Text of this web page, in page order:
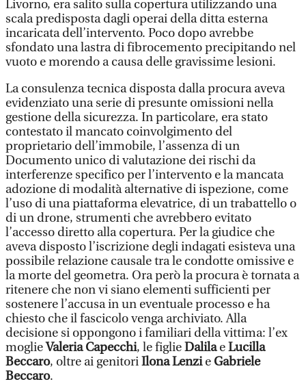
Livorno, era salito sulla copertura utilizzando una
scala predisposta dagli operai della ditta esterna
incaricata dell’intervento. Poco dopo avrebbe
sfondato una lastra di fibrocemento precipitando nel
vuoto e morendo a causa delle gravissime lesioni.
La consulenza tecnica disposta dalla procura aveva
evidenziato una serie di presunte omissioni nella
gestione della sicurezza. In particolare, era stato
contestato il mancato coinvolgimento del
proprietario dell’immobile, l’assenza di un
Documento unico di valutazione dei rischi da
interferenze specifico per l’intervento e la mancata
adozione di modalità alternative di ispezione, come
l’uso di una piattaforma elevatrice, di un trabattello o
di un drone, strumenti che avrebbero evitato
l’accesso diretto alla copertura. Per la giudice che
aveva disposto l’iscrizione degli indagati esisteva una
possibile relazione causale tra le condotte omissive e
la morte del geometra. Ora però la procura è tornata a
ritenere che non vi siano elementi sufficienti per
sostenere l’accusa in un eventuale processo e ha
chiesto che il fascicolo venga archiviato. Alla
decisione si oppongono i familiari della vittima: l’ex
moglieValeria Capecchi, le figlieDalilaeLucilla
Beccaro, oltre ai genitoriIlona LenzieGabriele
Beccaro.